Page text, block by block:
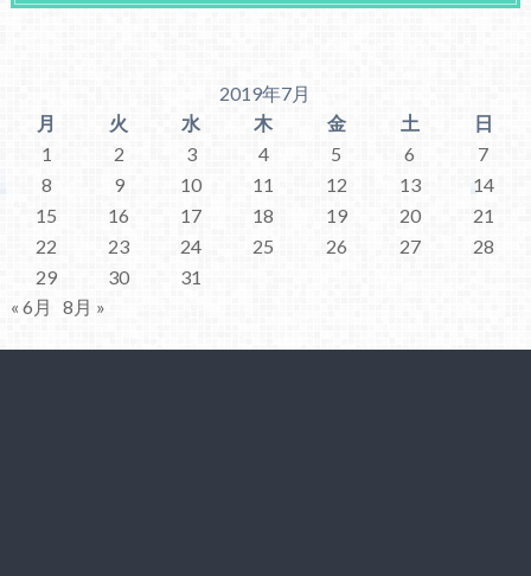
2019年7月
月
火 水 木 金 土
日
1
2 3 4 5 6
7
8
9 10 11 12 13
14
15
16 17 18 19 20
21
22
23 24 25 26 27
28
29
30
31
« 6月
8月 »